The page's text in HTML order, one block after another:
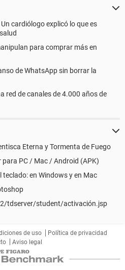
cardiólogo explicó lo que es
para comprar más en
de WhatsApp sin borrar la
red de canales de 4.000 años de
Eterna y Tormenta de Fuego
para PC / Mac / Android (APK)
teclado: en Windows y en Mac
tdserver/student/activación.jsp
de uso
Política de privacidad
Aviso legal